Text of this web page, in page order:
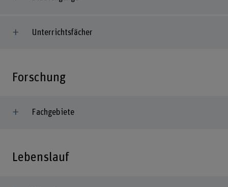
Unterrichtsfächer
Forschung
Fachgebiete
Lebenslauf